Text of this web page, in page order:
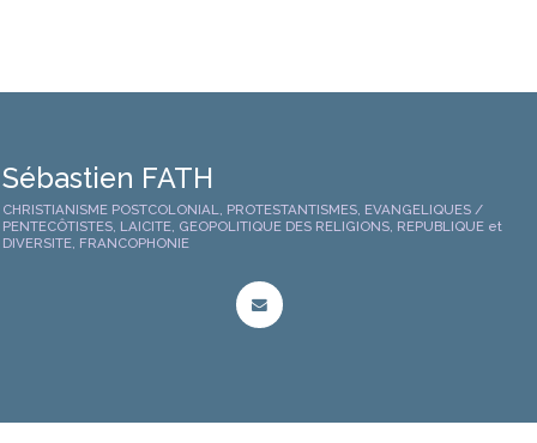
Sébastien FATH
CHRISTIANISME POSTCOLONIAL, PROTESTANTISMES, EVANGELIQUES /
PENTECÔTISTES, LAICITE, GEOPOLITIQUE DES RELIGIONS, REPUBLIQUE et
DIVERSITE, FRANCOPHONIE